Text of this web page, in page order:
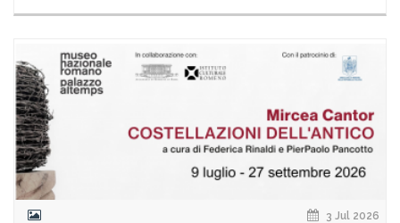
3 Jul 2026